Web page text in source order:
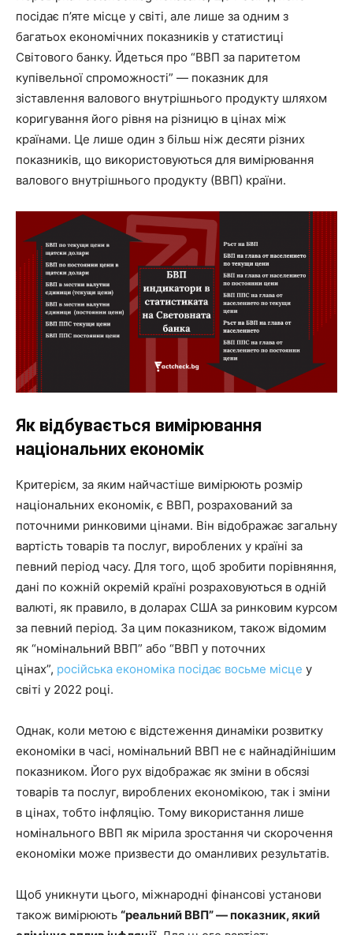
посідає п’яте місце у світі, але лише за одним з
багатьох економічних показників у статистиці
Світового банку. Йдеться про “ВВП за паритетом
купівельної спроможності” — показник для
зіставлення валового внутрішнього продукту шляхом
коригування його рівня на різницю в цінах між
країнами. Це лише один з більш ніж десяти різних
показників, що використовуються для вимірювання
валового внутрішнього продукту (ВВП) країни.
Як відбувається вимірювання
національних економік
Критерієм, за яким найчастіше вимірюють розмір
національних економік, є ВВП, розрахований за
поточними ринковими цінами. Він відображає загальну
вартість товарів та послуг, вироблених у країні за
певний період часу. Для того, щоб зробити порівняння,
дані по кожній окремій країні розраховуються в одній
валюті, як правило, в доларах США за ринковим курсом
за певний період. За цим показником, також відомим
як “номінальний ВВП” або “ВВП у поточних
цінах”, російська економіка посідає восьме місце у
світі у 2022 році.
Однак, коли метою є відстеження динаміки розвитку
економіки в часі, номінальний ВВП не є найнадійнішим
показником. Його рух відображає як зміни в обсязі
товарів та послуг, вироблених економікою, так і зміни
в цінах, тобто інфляцію. Тому використання лише
номінального ВВП як мірила зростання чи скорочення
економіки може призвести до оманливих результатів.
Щоб уникнути цього, міжнародні фінансові установи
також вимірюють “реальний ВВП” — показник, який